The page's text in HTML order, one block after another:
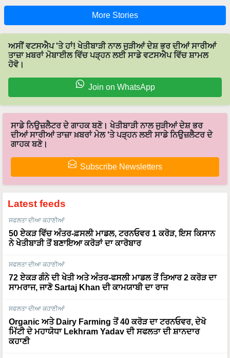
More Stories
ਅਸੀਂ ਵਟਸਐਪ 'ਤੇ ਹਾਂ! ਖੇਤੀਬਾੜੀ ਨਾਲ ਜੁੜੀਆਂ ਦੇਸ਼ ਭਰ ਦੀਆਂ ਸਾਰੀਆਂ
ਤਾਜ਼ਾ ਖ਼ਬਰਾਂ ਮੋਬਾਈਲ ਵਿੱਚ ਪੜ੍ਹਨ ਲਈ ਸਾਡੇ ਵਟਸਐਪ ਵਿੱਚ ਸ਼ਾਮਲ
ਹੋਵੋ।
Join on WhatsApp
ਸਾਡੇ ਨਿਉਜ਼ਲੈਟਰ ਦੇ ਗਾਹਕ ਬਣੋ। ਖੇਤੀਬਾੜੀ ਨਾਲ ਜੁੜੀਆਂ ਦੇਸ਼ ਭਰ
ਦੀਆਂ ਸਾਰੀਆਂ ਤਾਜ਼ਾ ਖ਼ਬਰਾਂ ਮੇਲ 'ਤੇ ਪੜ੍ਹਨ ਲਈ ਸਾਡੇ ਨਿਉਜ਼ਲੈਟਰ ਦੇ
ਗਾਹਕ ਬਣੋ।
Subscribe Newsletters
Latest feeds
ਸਫਲਤਾ ਦੀਆ ਕਹਾਣੀਆਂ
50 ਏਕੜ ਵਿੱਚ ਅੰਤਰ-ਫ਼ਸਲੀ ਮਾਡਲ, ਟਰਨਓਵਰ 1 ਕਰੋੜ, ਇਸ ਕਿਸਾਨ
ਨੇ ਖੇਤੀਬਾੜੀ ਤੋਂ ਬਣਾਇਆ ਕਰੋੜਾਂ ਦਾ ਕਾਰੋਬਾਰ
ਸਫਲਤਾ ਦੀਆ ਕਹਾਣੀਆਂ
72 ਏਕੜ ਗੰਨੇ ਦੀ ਖੇਤੀ ਅਤੇ ਅੰਤਰ-ਫਸਲੀ ਮਾਡਲ ਤੋਂ ਤਿਆਰ 2 ਕਰੋੜ ਦਾ
ਸਾਮਰਾਜ, ਜਾਣੋ Sartaj Khan ਦੀ ਕਾਮਯਾਬੀ ਦਾ ਰਾਜ
ਸਫਲਤਾ ਦੀਆ ਕਹਾਣੀਆਂ
Organic ਅਤੇ Dairy Farming ਤੋਂ 40 ਕਰੋੜ ਦਾ ਟਰਨਓਵਰ, ਦੇਖੋ
ਮਿੱਟੀ ਦੇ ਮਹਾਯੋਧਾ Lekhram Yadav ਦੀ ਸਫਲਤਾ ਦੀ ਸ਼ਾਨਦਾਰ
ਕਹਾਣੀ